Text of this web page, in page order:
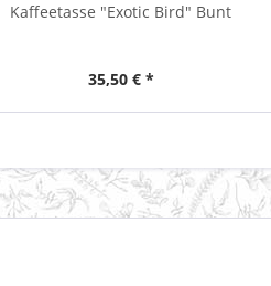
Kaffeetasse "Exotic Bird" Bunt
35,50 € *